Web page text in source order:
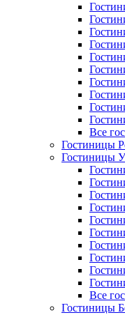
Все
Гостиницы
Гостиницы
Все
Гостиницы